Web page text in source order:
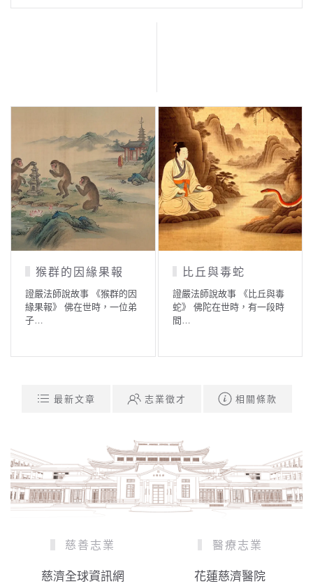
猴群的因緣果報
證嚴法師說故事 《猴群的因
緣果報》 佛在世時，一位弟
子…
比丘與毒蛇
證嚴法師說故事 《比丘與毒
蛇》 佛陀在世時，有一段時
間…
最新文章 志業徵才 相關條款
慈善志業
慈濟全球資訊網
醫療志業
花蓮慈濟醫院